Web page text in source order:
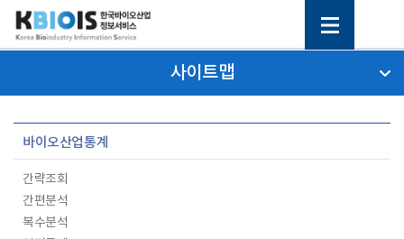
사이트맵
바이오산업통계
간략조회
간편분석
복수분석